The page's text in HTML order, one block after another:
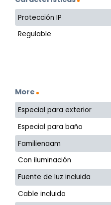
Protección IP
Regulable
More
Especial para exterior
Especial para baño
Familienaam
Con iluminación
Fuente de luz incluida
Cable incluido